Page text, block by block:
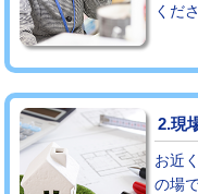
モルタル補修（厚さ10
モルタル補修（厚さ10
追加人工
廃棄・処分
くだ
2.現
お近
の場